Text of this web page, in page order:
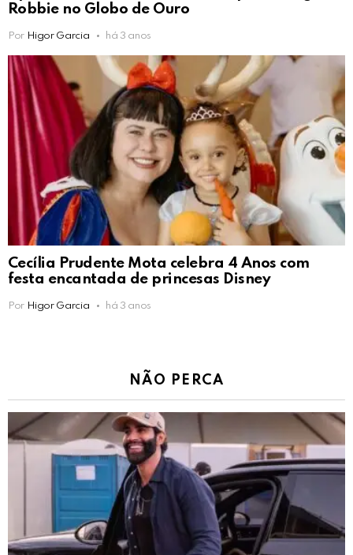
Robbie no Globo de Ouro
Por Higor Garcia há 3 anos
Cecília Prudente Mota celebra 4 Anos com
festa encantada de princesas Disney
Por Higor Garcia há 3 anos
NÃO PERCA